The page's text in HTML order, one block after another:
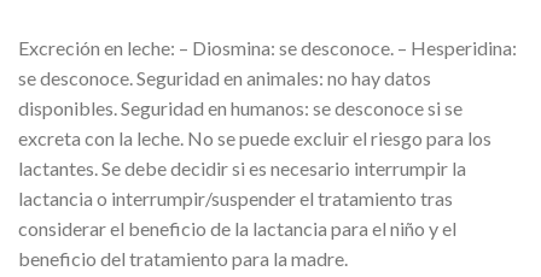
Excreción en leche: – Diosmina: se desconoce. – Hesperidina:
se desconoce. Seguridad en animales: no hay datos
disponibles. Seguridad en humanos: se desconoce si se
excreta con la leche. No se puede excluir el riesgo para los
lactantes. Se debe decidir si es necesario interrumpir la
lactancia o interrumpir/suspender el tratamiento tras
considerar el beneficio de la lactancia para el niño y el
beneficio del tratamiento para la madre.